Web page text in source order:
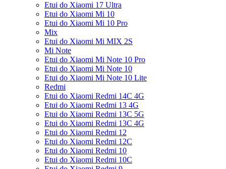
Etui do Xiaomi 17 Ultra
Etui do Xiaomi Mi 10
Etui do Xiaomi Mi 10 Pro
Mix
Etui do Xiaomi Mi MIX 2S
Mi Note
Etui do Xiaomi Mi Note 10 Pro
Etui do Xiaomi Mi Note 10
Etui do Xiaomi Mi Note 10 Lite
Redmi
Etui do Xiaomi Redmi 14C 4G
Etui do Xiaomi Redmi 13 4G
Etui do Xiaomi Redmi 13C 5G
Etui do Xiaomi Redmi 13C 4G
Etui do Xiaomi Redmi 12
Etui do Xiaomi Redmi 12C
Etui do Xiaomi Redmi 10
Etui do Xiaomi Redmi 10C